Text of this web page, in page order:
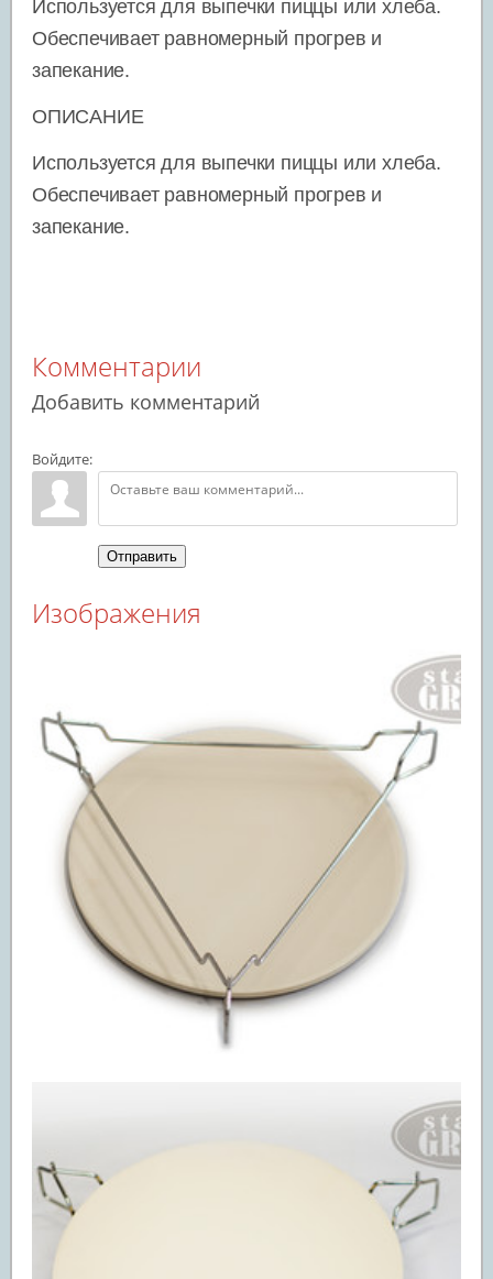
Используется для выпечки пиццы или хлеба.
Обеспечивает равномерный прогрев и
запекание.
ОПИСАНИЕ
Используется для выпечки пиццы или хлеба.
Обеспечивает равномерный прогрев и
запекание.
Комментарии
Добавить комментарий
Войдите:
Отправить
Изображения